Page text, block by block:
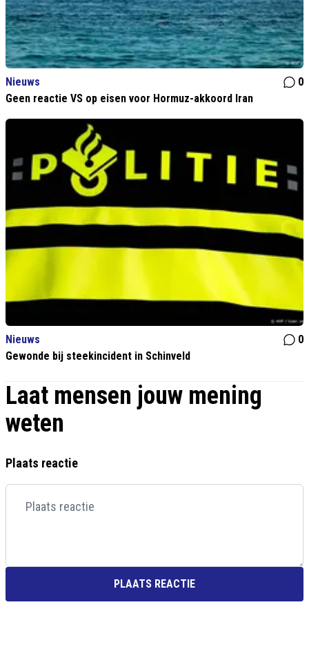
Nieuws
0
Geen reactie VS op eisen voor Hormuz-akkoord Iran
Nieuws
0
Gewonde bij steekincident in Schinveld
Laat mensen jouw mening
weten
Plaats reactie
PLAATS REACTIE